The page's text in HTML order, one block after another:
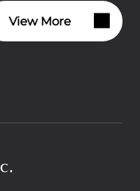
View More